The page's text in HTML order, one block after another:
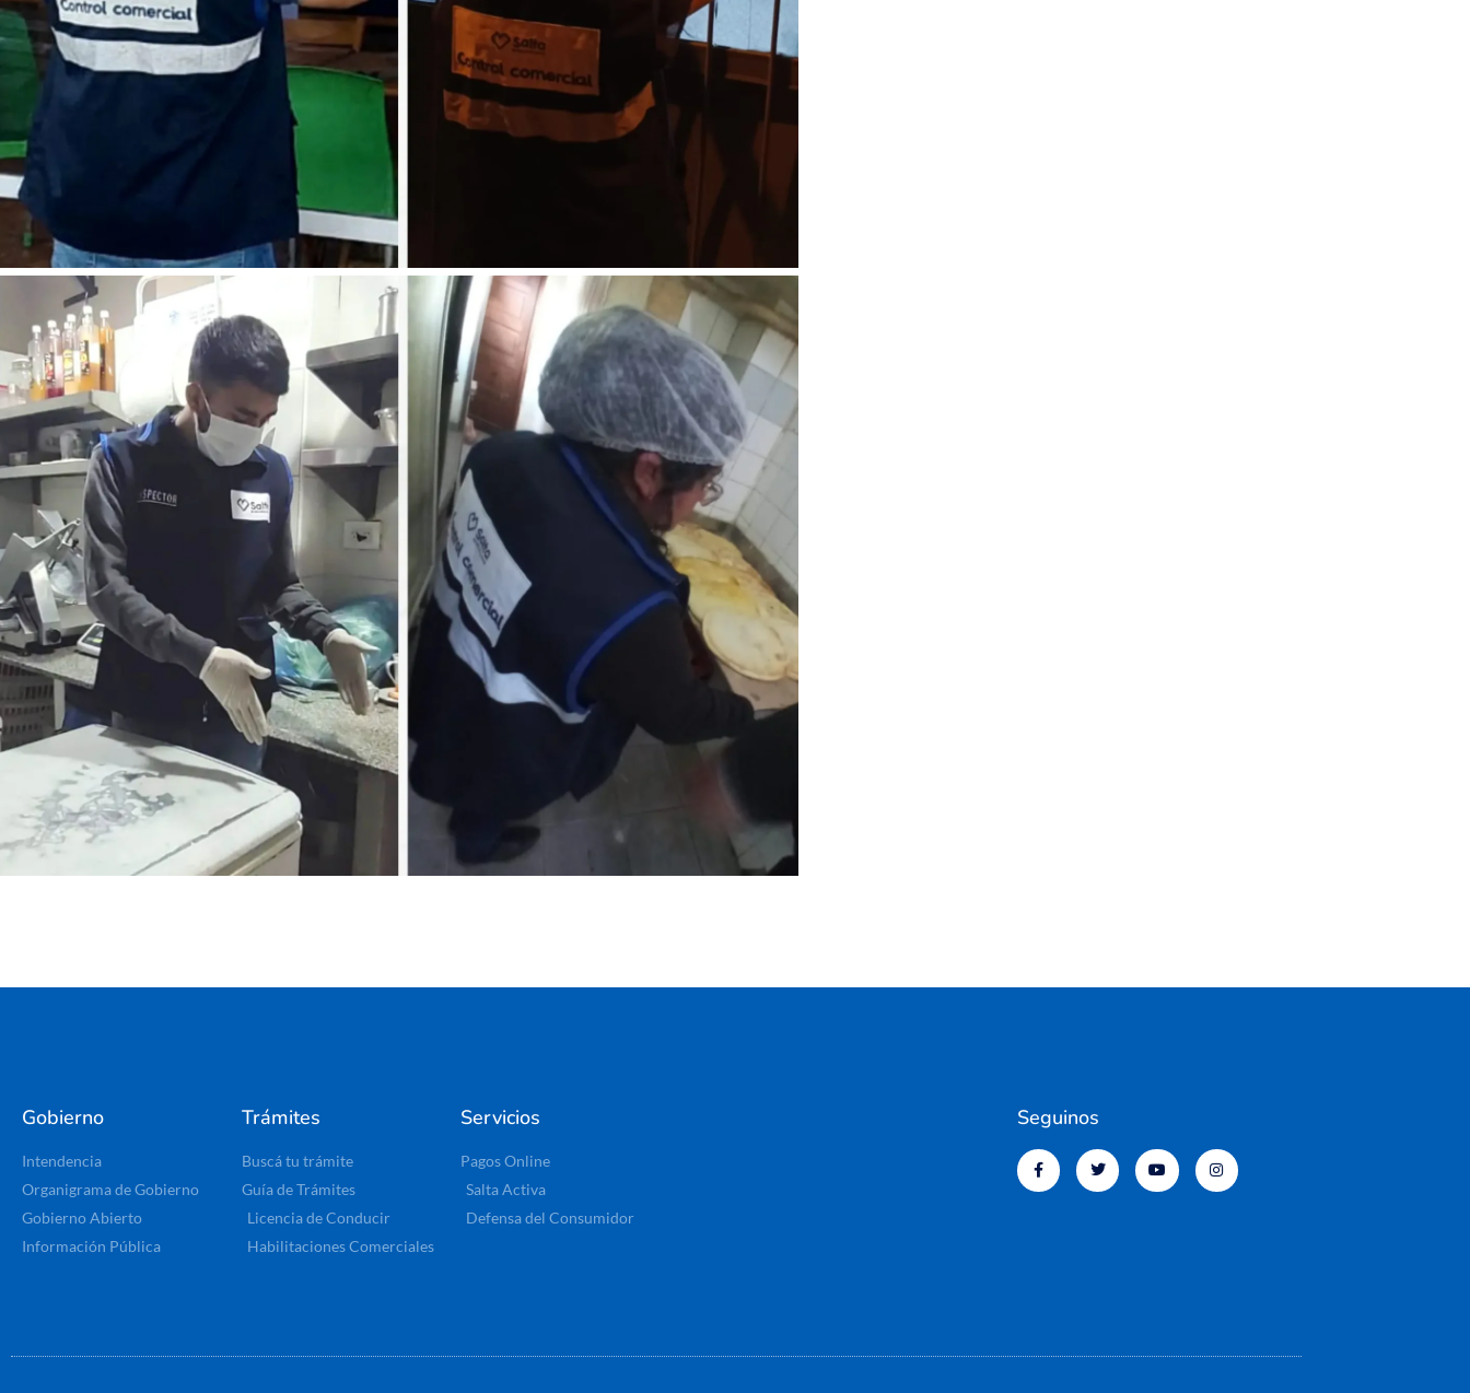
Gobierno
Intendencia
Organigrama de Gobierno
Gobierno Abierto
Información Pública
Trámites
Buscá tu trámite
Guía de Trámites
Licencia de Conducir
Habilitaciones Comerciales
Servicios
Pagos Online
Salta Activa
Defensa del Consumidor
Seguinos